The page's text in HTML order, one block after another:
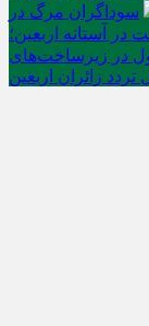
سوداگران مرگ در
در آستانه اربعین؛
در زیرساخت‌های
زائران اربعین